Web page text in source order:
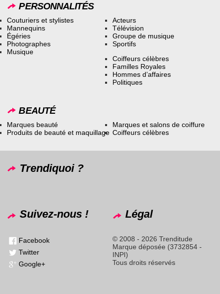
PERSONNALITÉS
Couturiers et stylistes
Mannequins
Égéries
Photographes
Musique
Acteurs
Télévision
Groupe de musique
Sportifs
Coiffeurs célèbres
Familles Royales
Hommes d’affaires
Politiques
BEAUTÉ
Marques beauté
Produits de beauté et maquillage
Marques et salons de coiffure
Coiffeurs célèbres
Trendiquoi ?
Suivez-nous !
Facebook
Twitter
Google+
Légal
© 2008 - 2026 Trenditude
Marque déposée (3732854 -
INPI)
Tous droits réservés